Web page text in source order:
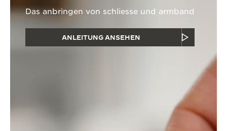
Das anbringen von schliesse und armband
ANLEITUNG ANSEHEN